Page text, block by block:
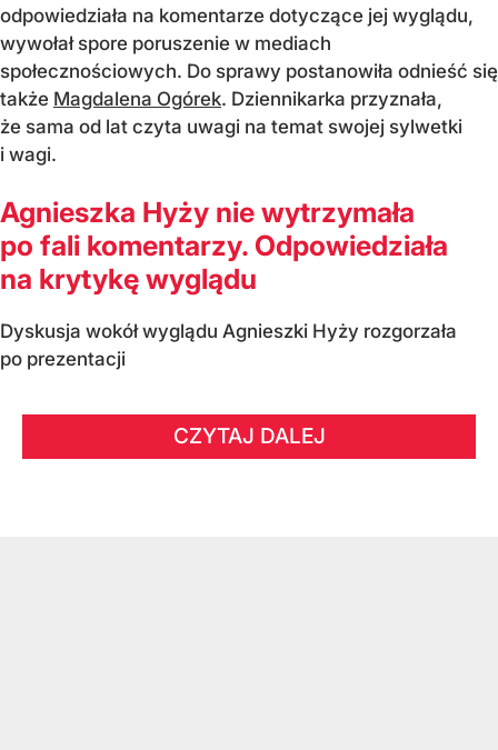
odpowiedziała na komentarze dotyczące jej wyglądu,
wywołał spore poruszenie w mediach
społecznościowych. Do sprawy postanowiła odnieść się
także Magdalena Ogórek. Dziennikarka przyznała,
że sama od lat czyta uwagi na temat swojej sylwetki
i wagi.
Agnieszka Hyży nie wytrzymała
po fali komentarzy. Odpowiedziała
na krytykę wyglądu
Dyskusja wokół wyglądu Agnieszki Hyży rozgorzała
po prezentacji
CZYTAJ DALEJ